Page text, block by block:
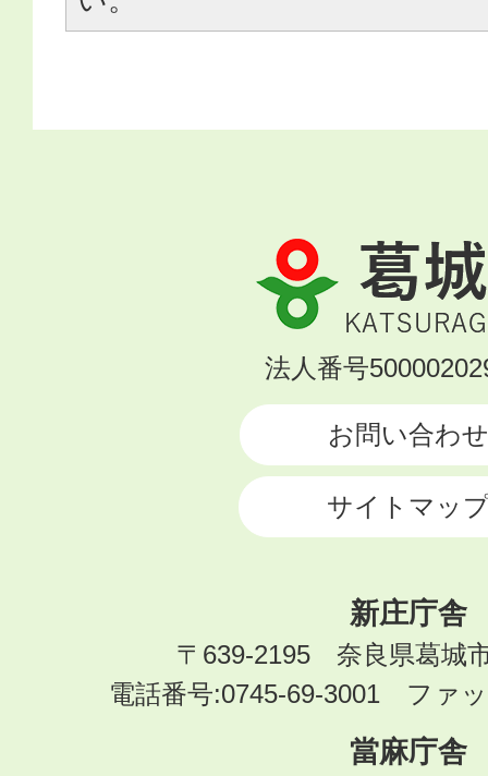
葛
城
市
KATSURAGI
法人番号
お問い合わせ
サイトマッ
新庄庁舎
〒639-2195 奈良県葛城
電話番号:0745-69-3001 ファ
當麻庁舎